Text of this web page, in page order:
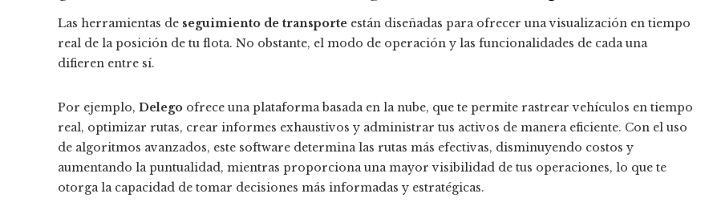
Las herramientas de seguimiento de transporte están diseñadas para ofrecer una visualización en tiempo
real de la posición de tu flota. No obstante, el modo de operación y las funcionalidades de cada una
difieren entre sí.
Por ejemplo, Delego ofrece una plataforma basada en la nube, que te permite rastrear vehículos en tiempo
real, optimizar rutas, crear informes exhaustivos y administrar tus activos de manera eficiente. Con el uso
de algoritmos avanzados, este software determina las rutas más efectivas, disminuyendo costos y
aumentando la puntualidad, mientras proporciona una mayor visibilidad de tus operaciones, lo que te
otorga la capacidad de tomar decisiones más informadas y estratégicas.